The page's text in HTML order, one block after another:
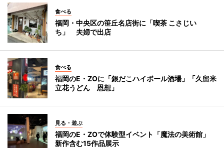
食べる
福岡・中央区の笹丘名店街に「喫茶 こさじい
ち」 夫婦で出店
食べる
福岡のE・ZOに「銀だこハイボール酒場」「久留米
立花うどん 恩想」
見る・遊ぶ
福岡のE・ZOで体験型イベント「魔法の美術館」
新作含む15作品展示